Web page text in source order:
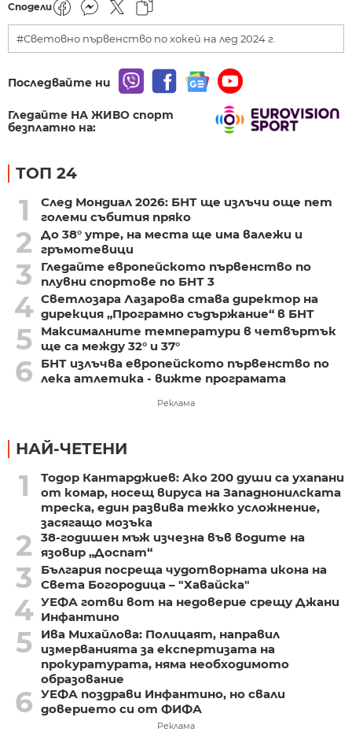
Сподели
#Световно първенство по хокей на лед 2024 г.
Последвайте ни
Гледайте НА ЖИВО спорт
безплатно на:
ТОП 24
1
След Мондиал 2026: БНТ ще излъчи още пет
големи събития пряко
2
До 38° утре, на места ще има валежи и
гръмотевици
3
Гледайте европейското първенство по
плувни спортове по БНТ 3
4 Светлозара Лазарова става директор на
дирекция „Програмно съдържание“ в БНТ
5
Максималните температури в четвъртък
ще са между 32° и 37°
6
БНТ излъчва европейското първенство по
лека атлетика - вижте програмата
Реклама
НАЙ-ЧЕТЕНИ
1
Тодор Кантарджиев: Ако 200 души са ухапани
от комар, носещ вируса на Западнонилската
треска, един развива тежко усложнение,
засягащо мозъка
2
38-годишен мъж изчезна във водите на
язовир „Доспат“
3
България посреща чудотворната икона на
Света Богородица – "Хавайска"
4 УЕФА готви вот на недоверие срещу Джани
Инфантино
5
Ива Михайлова: Полицаят, направил
измерванията за експертизата на
прокуратурата, няма необходимото
образование
6 УЕФА поздрави Инфантино, но свали
доверието си от ФИФА
Реклама